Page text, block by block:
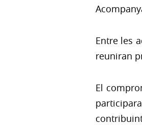
Entre les
reuniran
El